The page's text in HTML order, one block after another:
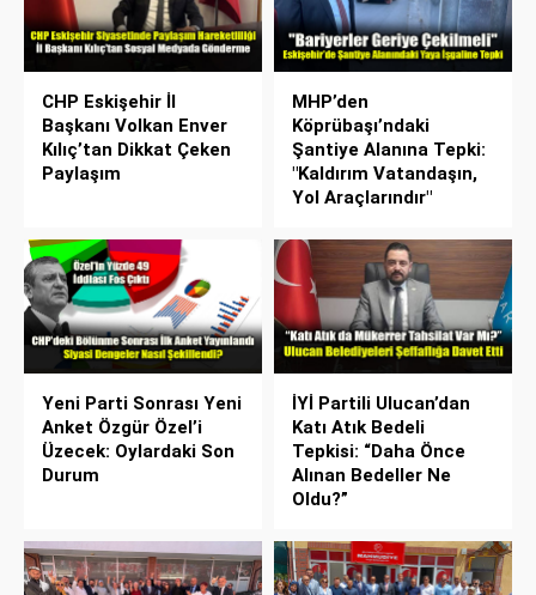
CHP Eskişehir İl
Başkanı Volkan Enver
Kılıç’tan Dikkat Çeken
Paylaşım
MHP’den
Köprübaşı’ndaki
Şantiye Alanına Tepki:
"Kaldırım Vatandaşın,
Yol Araçlarındır"
Yeni Parti Sonrası Yeni
Anket Özgür Özel’i
Üzecek: Oylardaki Son
Durum
İYİ Partili Ulucan’dan
Katı Atık Bedeli
Tepkisi: “Daha Önce
Alınan Bedeller Ne
Oldu?”